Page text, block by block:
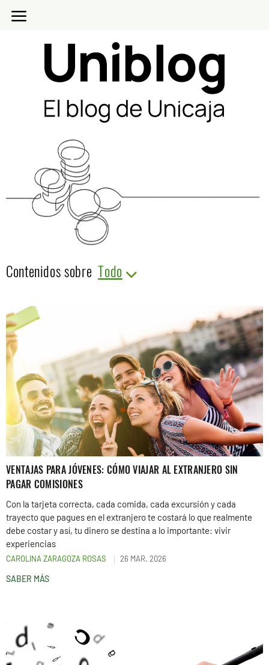
Contenidos sobre
VENTAJAS PARA JÓVENES: CÓMO VIAJAR AL EXTRANJERO SIN
PAGAR COMISIONES
Con la tarjeta correcta, cada comida, cada excursión y cada
trayecto que pagues en el extranjero te costará lo que realmente
debe costar y así, tu dinero se destina a lo importante: vivir
experiencias
CAROLINA ZARAGOZA ROSAS 26 MAR. 2026
SABER MÁS